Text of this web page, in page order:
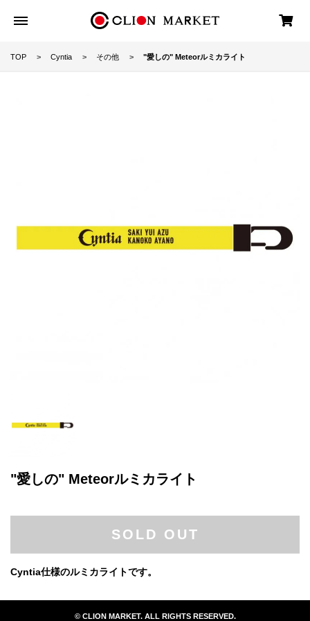
TOP Cyntia その他 "愛しの" Meteorルミカライト
"愛しの" Meteorルミカライト
SOLD OUT
Cyntia仕様のルミカライトです。
© CLION MARKET. ALL RIGHTS RESERVED.